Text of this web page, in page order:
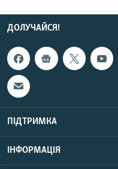
ДОЛУЧАЙСЯ!
ПІДТРИМКА
ІНФОРМАЦІЯ